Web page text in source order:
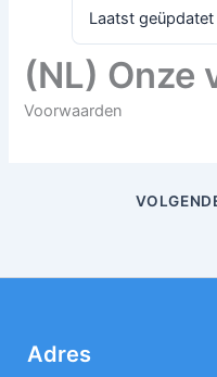
Laatst geüpdatet
(NL) Onze
Voorwaarden
Adres